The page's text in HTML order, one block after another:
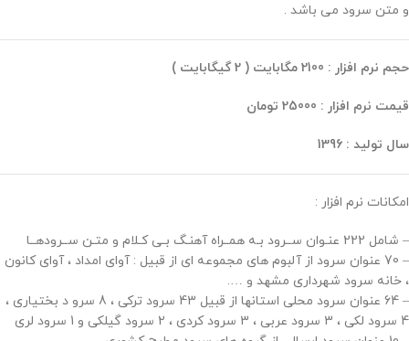
و متن سرود می باشد .
حجم نرم افزار : 2100 مگابایت ( 2 گیگابایت )
قیمت نرم افزار : 25000 تومان
سال تولید : 1396
امکانات نرم افزار :
– شامل 222 عنـوان ســرود بـه همــراه آهنـگ بـی کـلام و متـن ســرودهــا
– 70 عنوان سرود از آلبوم های مجموعه ای از قبیل : آوای امداد ، آوای کانون
، خانه سرود شهرداری مشهد و ….
– 64 عنوان سرود محلی استانها از قبیل 43 سرود ترکی ، 8 سرو د بختیاری ،
4 سرود لکی ، 3 سرود عربی ، 3 سرود کردی ، 2 سرود گیلکی و 1 سرود لری